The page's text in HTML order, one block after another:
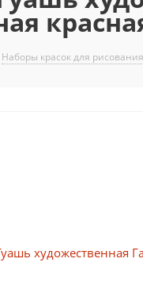
Наборы красок для рисования